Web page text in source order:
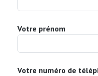
Votre prénom
Votre numéro de